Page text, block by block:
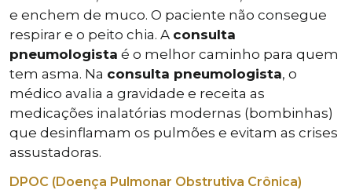
e enchem de muco. O paciente não consegue
respirar e o peito chia. A consulta
pneumologista é o melhor caminho para quem
tem asma. Na consulta pneumologista, o
médico avalia a gravidade e receita as
medicações inalatórias modernas (bombinhas)
que desinflamam os pulmões e evitam as crises
assustadoras.
DPOC (Doença Pulmonar Obstrutiva Crônica)